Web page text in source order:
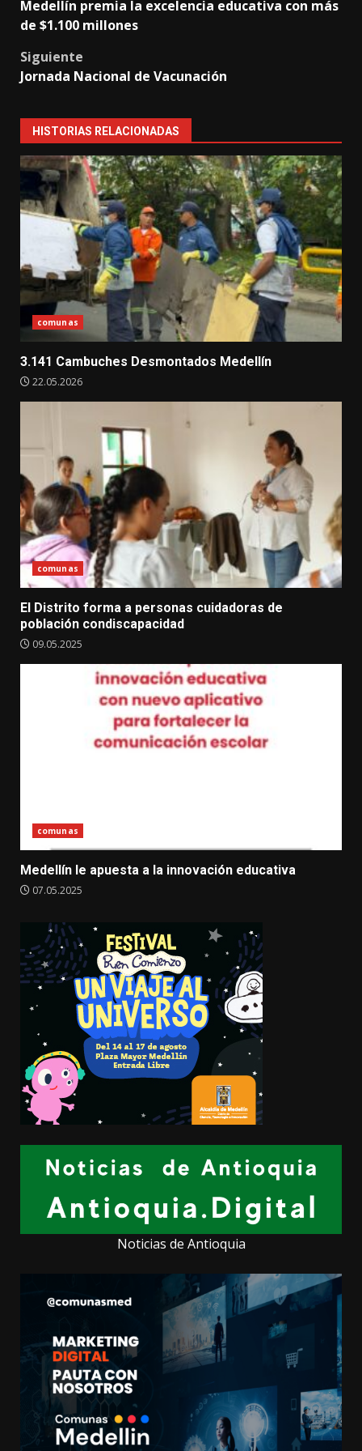
navigation
Medellín premia la excelencia educativa con más
de $1.100 millones
Siguiente
Jornada Nacional de Vacunación
HISTORIAS RELACIONADAS
comunas
3.141 Cambuches Desmontados Medellín
22.05.2026
comunas
El Distrito forma a personas cuidadoras de
población condiscapacidad
09.05.2025
comunas
Medellín le apuesta a la innovación educativa
07.05.2025
Noticias de Antioquia